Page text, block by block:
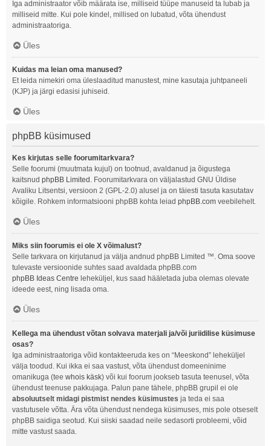
Iga administraator võib määrata ise, milliseid tüüpe manuseid ta lubab ja
milliseid mitte. Kui pole kindel, millised on lubatud, võta ühendust
administraatoriga.
Üles
Kuidas ma leian oma manused?
Et leida nimekiri oma üleslaaditud manustest, mine kasutaja juhtpaneeli
(KJP) ja järgi edasisi juhiseid.
Üles
phpBB küsimused
Kes kirjutas selle foorumitarkvara?
Selle foorumi (muutmata kujul) on tootnud, avaldanud ja õigustega
kaitsnud phpBB Limited . Foorumitarkvara on väljalastud GNU Üldise
Avaliku Litsentsi, versioon 2 (GPL-2.0) alusel ja on täiesti tasuta kasutatav
kõigile. Rohkem informatsiooni phpBB kohta leiad phpBB.com veebilehelt.
Üles
Miks siin foorumis ei ole X võimalust?
Selle tarkvara on kirjutanud ja välja andnud phpBB Limited ™. Oma soove
tulevaste versioonide suhtes saad avaldada phpBB.com
phpBB Ideas Centre leheküljel, kus saad hääletada juba olemas olevate
ideede eest, ning lisada oma.
Üles
Kellega ma ühendust võtan solvava materjali ja/või juriidilise küsimuse
osas?
Iga administraatoriga võid kontakteeruda kes on “Meeskond” leheküljel
välja toodud. Kui ikka ei saa vastust, võta ühendust domeeninime
omanikuga (tee whois käsk) või kui foorum jookseb tasuta teenusel, võta
ühendust teenuse pakkujaga. Palun pane tähele, phpBB grupil ei ole
absoluutselt midagi pistmist nendes küsimustes ja teda ei saa
vastutusele võtta. Ära võta ühendust nendega küsimuses, mis pole otseselt
phpBB saidiga seotud. Kui siiski saadad neile sedasorti probleemi, võid
mitte vastust saada.